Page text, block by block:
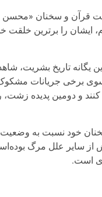
قرآن و سخنان «محسن
ایشان را برترین
این یگانه تاریخ
سوی برخی جریانات
و دومین پدیده
خود نسبت به وضعیت
از سایر علل مرگ